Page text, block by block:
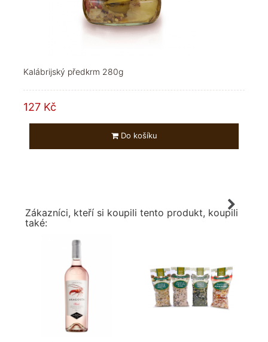
Kalábrijský předkrm 280g
127 Kč
Do košíku
Zákazníci, kteří si koupili tento produkt, koupili
také: